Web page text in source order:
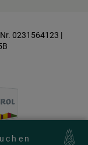
0231564123 |